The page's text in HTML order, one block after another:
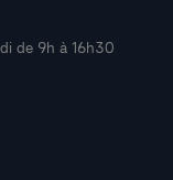
de 9h à 16h30